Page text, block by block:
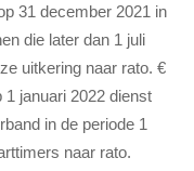
31 december 2021 in
die later dan 1 juli
uitkering naar rato. €
januari 2022 dienst
in de periode 1
naar rato.